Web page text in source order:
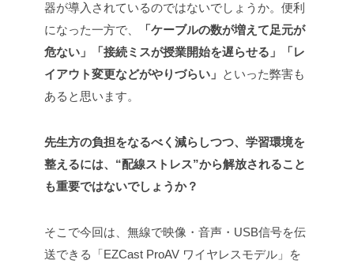
器が導入されているのではないでしょうか。 便利
になった一方で、
「ケーブルの数が増えて足元が
危ない」「接続ミスが授業開始を遅らせる」「レ
イアウト変更などがやりづらい」 といった弊害も
あると思います。
先生方の負担をなるべく減らしつつ、学習環境を
整えるには、“配線ストレス”から解放されること
も重要ではないでしょうか？
そこで今回は、無線で映像・音声・USB信号を伝
送できる「EZCast ProAV ワイヤレスモデル」を